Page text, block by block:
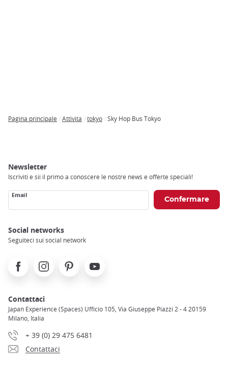
Pagina principale Attivita tokyo Sky Hop Bus Tokyo
Newsletter
Iscriviti e sii il primo a conoscere le nostre news e offerte speciali!
Email
Social networks
Seguiteci sui social network
FacebookInstagramPinterest Youtube
Contattaci
Japan Experience (Spaces) Ufficio 105, Via Giuseppe Piazzi 2 - 4 20159
Milano, Italia
+ 39 (0) 29 475 6481
Contattaci